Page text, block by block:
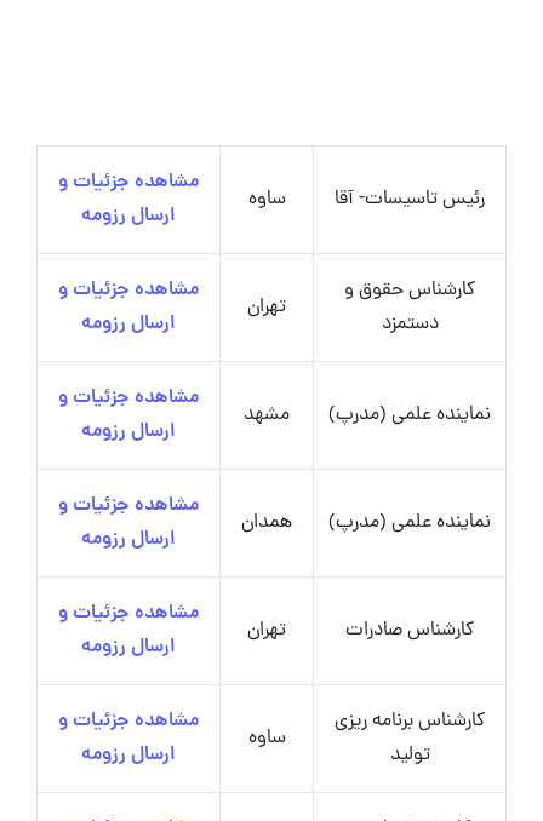
رئیس تاسیسات- آقا ساوه
مشاهده جزئیات و
ارسال رزومه
کارشناس حقوق و
دستمزد
تهران
مشاهده جزئیات و
ارسال رزومه
نماینده علمی (مدرپ) مشهد
مشاهده جزئیات و
ارسال رزومه
نماینده علمی (مدرپ) همدان
مشاهده جزئیات و
ارسال رزومه
کارشناس صادرات تهران
مشاهده جزئیات و
ارسال رزومه
کارشناس برنامه ریزی
تولید
ساوه
مشاهده جزئیات و
ارسال رزومه